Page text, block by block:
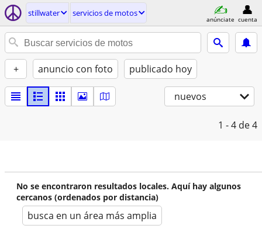
stillwater servicios de motos
anúnciate cuenta
+ anuncio con foto publicado hoy
nuevos
1 - 4 de 4
No se encontraron resultados locales. Aquí hay algunos
cercanos (ordenados por distancia)
busca en un área más amplia